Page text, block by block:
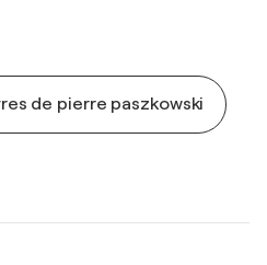
de pierre paszkowski